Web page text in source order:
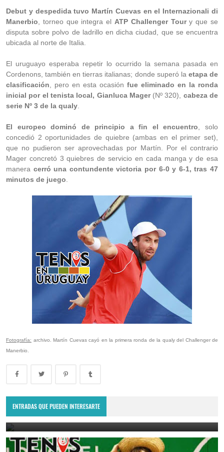
Debut y despedida tuvo Martín Cuevas en el Internazionali di
Manerbio , torneo que integra el ATP Challenger Toury que se
disputa sobre polvo de ladrillo en dicha ciudad, que se encuentra
ubicada al norte de Italia.
El uruguayo esperaba repetir lo ocurrido la semana pasada en
Cordenons, también en tierras italianas; donde superó la etapa de
clasificación , pero en esta ocasión fue eliminado en la ronda
inicial por el tenista local, Gianluca Mager(Nº 320), cabeza de
serie Nº 3 de la qualy
El europeo dominó de principio a fin el encuentro , solo
concedió 2 oportunidades de quiebre (ambas en el primer set),
que no pudieron ser aprovechadas por Martín. Por el contrario
Mager concretó 3 quiebres de servicio en cada manga y de esa
manera cerró una contundente victoria por 6-0 y 6-1, tras 47
minutos de juego
Fotografía: archivo. Martín Cuevas cayó en la primera ronda de la qualy del Challenger de
Manerbio.
ENTRADAS QUE PUEDEN INTERESARTE
Lima Challenger: Ignacio Carou y Franco Roncadelli participarán en
el torneo ATP de Perú
June 23, 2025